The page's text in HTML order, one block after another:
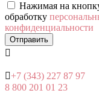
Нажимая на
обработку
конфиденциальности
Отправить

+7 (343) 227 87 97
8 800 201 01 23